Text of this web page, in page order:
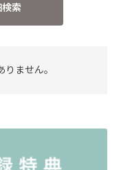
索
ません。